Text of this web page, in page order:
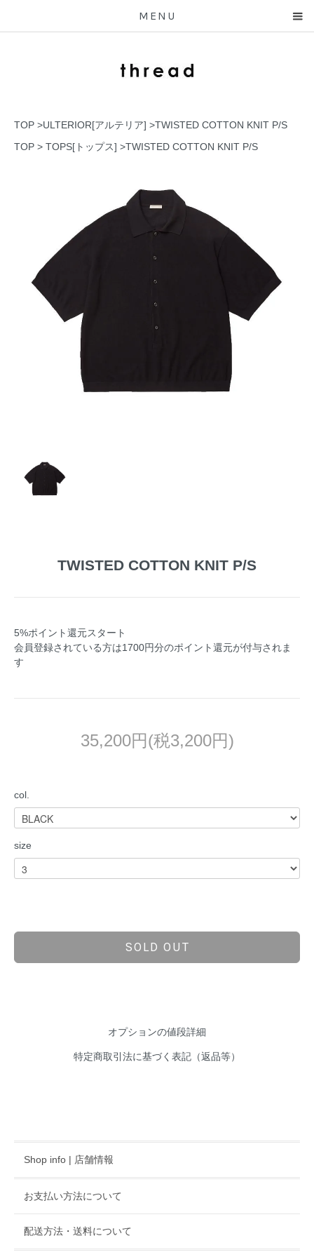
MENU
TOP >ULTERIOR[アルテリア] >TWISTED COTTON KNIT P/S
TOP > TOPS[トップス] >TWISTED COTTON KNIT P/S
TWISTED COTTON KNIT P/S
5%ポイント還元スタート
会員登録されている方は1700円分のポイント還元が付与されま
す
35,200円(税3,200円)
col.
size
SOLD OUT
オプションの値段詳細
特定商取引法に基づく表記（返品等）
Shop info | 店舗情報
お支払い方法について
配送方法・送料について